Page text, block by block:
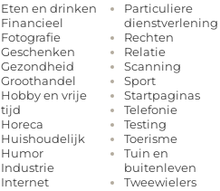
Eten en drinken
Financieel
Fotografie
Geschenken
Gezondheid
Groothandel
Hobby en vrije
tijd
Horeca
Huishoudelijk
Humor
Industrie
Internet
Particuliere
dienstverlening
Rechten
Relatie
Scanning
Sport
Startpaginas
Telefonie
Testing
Toerisme
Tuin en
buitenleven
Tweewielers